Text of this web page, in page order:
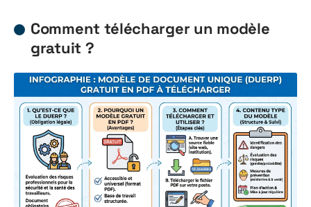
Comment télécharger un modèle
gratuit ?